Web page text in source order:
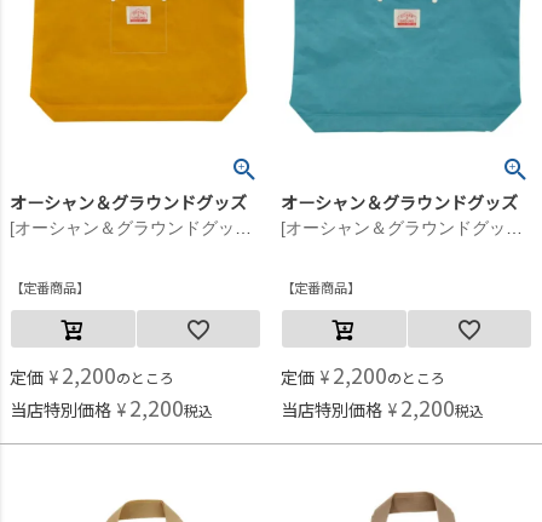
オーシャン＆グラウンドグッズ
定番商品
定価 ¥ 2,200のところ
当店特別価格 ¥ 2,200税込
オーシャン＆グラウンドグッズ
定番商品
定価 ¥ 2,200のところ
当店特別価格 ¥ 2,200税込